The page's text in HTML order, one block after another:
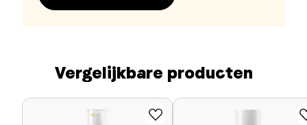
Vergelijkbare producten